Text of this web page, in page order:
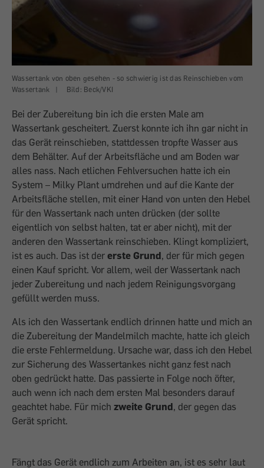
Wassertank von oben gesehen - so schwierig ist das Reinschieben vom
Wassertank
| Bild: Beck/VKI
Bei der Zubereitung bin ich die ersten Male am
Wassertank gescheitert. Zuerst konnte ich ihn gar nicht in
das Gerät reinschieben, stattdessen tropfte Wasser aus
dem Behälter. Auf der Arbeitsfläche und am Boden war
alles nass. Nach etlichen Fehlversuchen hatte ich ein
System – Milky Plant umdrehen und auf die Kante der
Arbeitsfläche stellen, mit einer Hand von unten den Hebel
für den Wassertank nach unten drücken (der sollte
eigentlich von selbst halten, tat er aber nicht), mit der
anderen den Wassertank reinschieben. Klingt kompliziert,
ist es auch. Das ist der erste Grund, der für mich gegen
einen Kauf spricht. Vor allem, weil der Wassertank nach
jeder Zubereitung und nach jedem Reinigungsvorgang
gefüllt werden muss.
Als ich den Wassertank endlich drinnen hatte und mich an
die Zubereitung der Mandelmilch machte, hatte ich gleich
die erste Fehlermeldung. Ursache war, dass ich den Hebel
zur Sicherung des Wassertankes nicht ganz fest nach
oben gedrückt hatte. Das passierte in Folge noch öfter,
auch wenn ich nach dem ersten Mal besonders darauf
geachtet habe. Für mich zweite Grund, der gegen das
Gerät spricht.
Fängt das Gerät endlich zum Arbeiten an, ist es sehr laut